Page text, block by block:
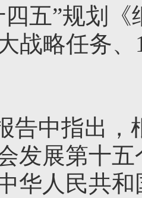
四五”规划
战略任务
告中指出，
发展第十
华人民共